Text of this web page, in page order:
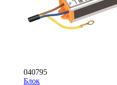
040795
Блок